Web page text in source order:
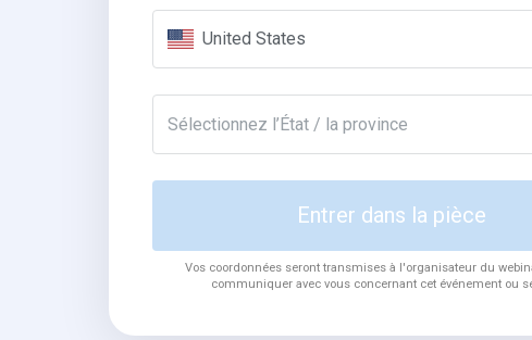
United States
Sélectionnez l’État / la province
Entrer dans la pièce
Vos coordonnées seront transmises à l'organisateur du
communiquer avec vous concernant cet événement ou